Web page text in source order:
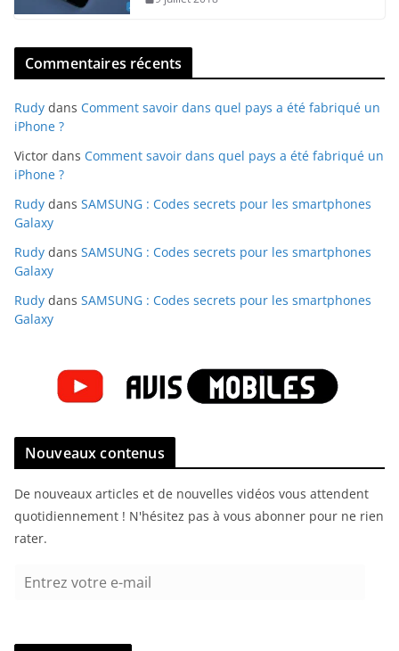
Commentaires récents
Rudy dans Comment savoir dans quel pays a été fabriqué un
iPhone ?
Victor dans Comment savoir dans quel pays a été fabriqué un
iPhone ?
Rudy dans SAMSUNG : Codes secrets pour les smartphones
Galaxy
Rudy dans SAMSUNG : Codes secrets pour les smartphones
Galaxy
Rudy dans SAMSUNG : Codes secrets pour les smartphones
Galaxy
Nouveaux contenus
De nouveaux articles et de nouvelles vidéos vous attendent
quotidiennement ! N'hésitez pas à vous abonner pour ne rien
rater.
r